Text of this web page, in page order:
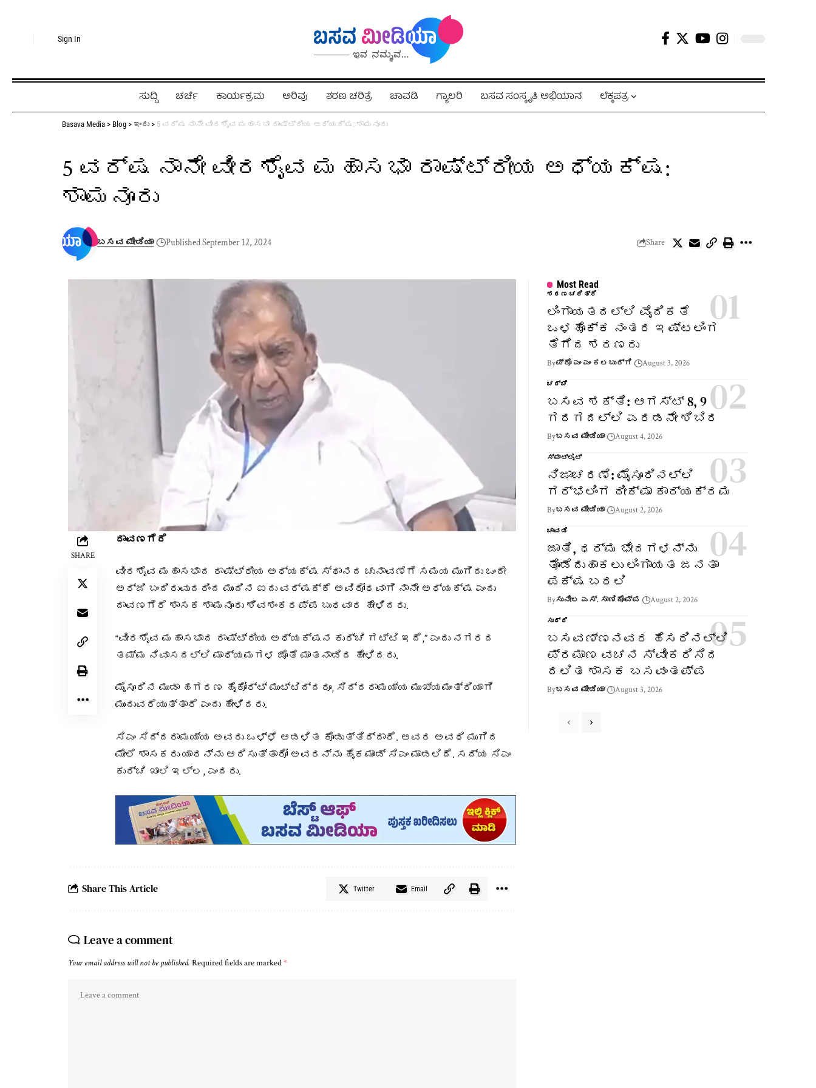
Sign In
ಸುದ್ದಿ ಚರ್ಚೆ ಕಾರ್ಯಕ್ರಮ ಅರಿವು ಶರಣ ಚರಿತ್ರೆ ಚಾವಡಿ ಗ್ಯಾಲರಿ ಬಸವ ಸಂಸ್ಕೃತಿ ಅಭಿಯಾನ ಲೆಕ್ಕಪತ್ರ
Basava Media > Blog > ಇಂದು > 5 ವರ್ಷ ನಾನೇ ವೀರಶೈವ ಮಹಾಸಭಾ ರಾಷ್ಟ್ರೀಯ ಅಧ್ಯಕ್ಷ: ಶಾಮನೂರು
5 ವರ್ಷ ನಾನೇ ವೀರಶೈವ ಮಹಾಸಭಾ ರಾಷ್ಟ್ರೀಯ ಅಧ್ಯಕ್ಷ:
ಶಾಮನೂರು
ಬಸವ ಮೀಡಿಯಾ Published September 12, 2024 Share
SHARE
ದಾವಣಗೆರೆ
ವೀರಶೈವ ಮಹಾಸಭಾದ ರಾಷ್ಟ್ರೀಯ ಅಧ್ಯಕ್ಷ ಸ್ಥಾನದ ಚುನಾವಣೆಗೆ ಸಮಯ ಮುಗಿದು ಒಂದೇ
ಅರ್ಜಿ ಬಂದಿರುವುದರಿಂದ ಮುಂದಿನ ಐದು ವರ್ಷಕ್ಕೆ ಅವಿರೋಧವಾಗಿ ನಾನೇ ಅಧ್ಯಕ್ಷ ಎಂದು
ದಾವಣಗೆರೆ ಶಾಸಕ ಶಾಮನೂರು ಶಿವಶಂಕರಪ್ಪ ಬುಧವಾರ ಹೇಳಿದರು.
“ವೀರಶೈವ ಮಹಾಸಭಾದ ರಾಷ್ಟ್ರೀಯ ಅಧ್ಯಕ್ಷನ ಕುರ್ಚಿ ಗಟ್ಟಿ ಇದೆ,” ಎಂದು ನಗರದ
ತಮ್ಮ ನಿವಾಸದಲ್ಲಿ ಮಾಧ್ಯಮಗಳ ಜೊತೆ ಮಾತನಾಡಿದ ಹೇಳಿದರು.
ಮೈಸೂರಿನ ಮುಡಾ ಹಗರಣ ಹೈಕೋರ್ಟ್ ಮುಟ್ಟಿದ್ದರೂ, ಸಿದ್ದರಾಮಯ್ಯ ಮುಖ್ಯಮಂತ್ರಿಯಾಗಿ
ಮುಂದುವರೆಯುತ್ತಾರೆ ಎಂದು ಹೇಳಿದರು.
ಸಿಎಂ ಸಿದ್ದರಾಮಯ್ಯ ಅವರು ಒಳ್ಳೆ ಆಡಳಿತ ಕೊಡುತ್ತಿದ್ದಾರೆ. ಅವರ ಅವಧಿ ಮುಗಿದ‌
ಮೇಲೆ ಶಾಸಕರು ಯಾರನ್ನು ಆರಿಸುತ್ತಾರೋ ಅವರನ್ನು ಹೈಕಮಾಂಡ್ ಸಿಎಂ ಮಾಡಲಿದೆ. ಸದ್ಯ ಸಿಎಂ
ಕುರ್ಚಿ ಖಾಲಿ ಇಲ್ಲ, ಎಂದರು.
Share This Article Twitter Email
Leave a comment
Your email address will not be published. Required fields are marked*
Most Read
ಶರಣ ಚರಿತ್ರೆ
ಲಿಂಗಾಯತದಲ್ಲಿ ವೈದಿಕತೆ
ಒಳಹೊಕ್ಕ ನಂತರ ಇಷ್ಟಲಿಂಗ
ತೆಗೆದ ಶರಣರು
Byಪ್ರೊ ಎಂ ಎಂ ಕಲಬುರ್ಗಿ August 3, 2026
ಚರ್ಚೆ
ಬಸವ ಶಕ್ತಿ: ಆಗಸ್ಟ್ 8, 9
ಗದಗದಲ್ಲಿ ಎರಡನೇ ಶಿಬಿರ
Byಬಸವ ಮೀಡಿಯಾ August 4, 2026
ಸ್ಪಾಟ್‌ಲೈಟ್
ನಿಜಾಚರಣೆ: ಮೈಸೂರಿನಲ್ಲಿ
ಗರ್ಭಲಿಂಗ ದೀಕ್ಷಾ ಕಾರ್ಯಕ್ರಮ
Byಬಸವ ಮೀಡಿಯಾ August 2, 2026
ಚಾವಡಿ
ಜಾತಿ, ಧರ್ಮ ಭೇದಗಳನ್ನು
ತೊಡೆದುಹಾಕಲು ಲಿಂಗಾಯತ ಜನತಾ
ಪಕ್ಷ ಬರಲಿ
Byಸುನೀಲ ಎಸ್. ಸಾಣಿಕೊಪ್ಪ August 2, 2026
ಸುದ್ದಿ
ಬಸವಣ್ಣನವರ ಹೆಸರಿನಲ್ಲಿ
ಪ್ರಮಾಣ ವಚನ ಸ್ವೀಕರಿಸಿದ
ದಲಿತ ಶಾಸಕ ಬಸವಂತಪ್ಪ
Byಬಸವ ಮೀಡಿಯಾ August 3, 2026